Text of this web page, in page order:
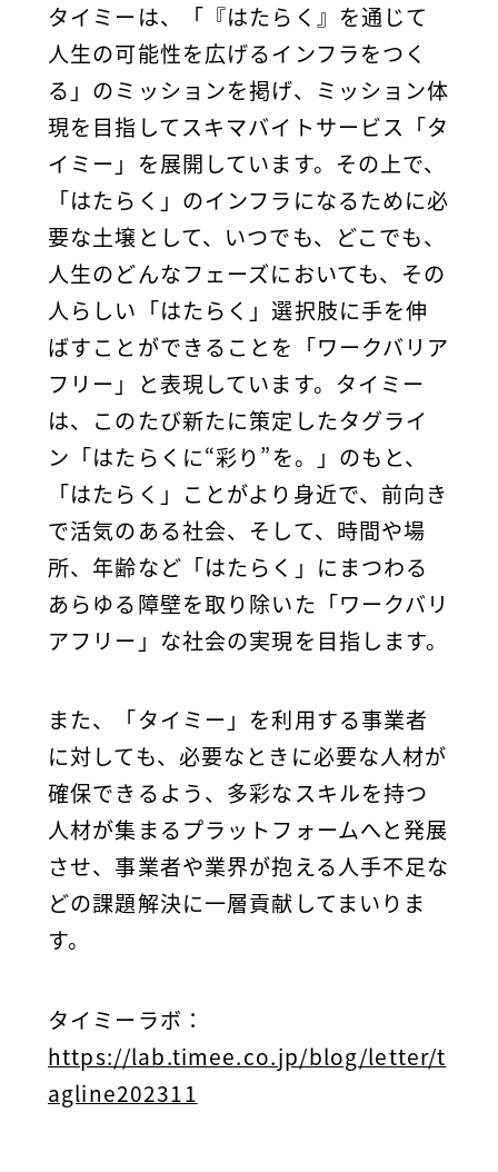
タイミーは、「『はたらく』を通じて
人生の可能性を広げるインフラをつく
る」のミッションを掲げ、ミッション体
現を目指してスキマバイトサービス「タ
イミー」を展開しています。その上で、
「はたらく」のインフラになるために必
要な土壌として、 いつでも、どこでも、
人生のどんなフェーズにおいても、その
人らしい「はたらく」選択肢に手を伸
ばすことができることを「ワークバリア
フリー」と表現しています。タイミー
は、このたび新たに策定したタグライ
ン「はたらくに“彩り”を。」のもと、
「はたらく」ことがより身近で、前向き
で活気のある社会、そして、時間や場
所、年齢など「はたらく」にまつわる
あらゆる障壁を取り除いた「ワークバリ
アフリー」な社会の実現を目指します。
また、「タイミー」を利用する事業者
に対しても、必要なときに必要な人材が
確保できるよう、多彩なスキルを持つ
人材が集まるプラットフォームへと発展
させ、事業者や業界が抱える人手不足な
どの課題解決に一層貢献してまいりま
す。
タイミーラボ：
https://lab.timee.co.jp/blog/letter/t
agline202311